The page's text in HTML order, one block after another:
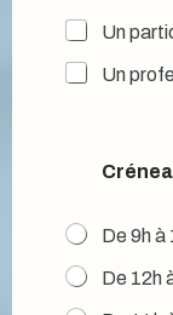
Un
Un
De 9h à
De 12h